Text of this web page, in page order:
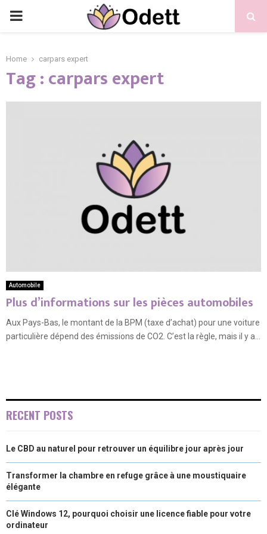
PRIMARY
Home carpars expert
Tag : carpars expert
Automobile
Plus d’informations sur les pièces automobiles
Aux Pays-Bas, le montant de la BPM (taxe d’achat) pour une voiture
particulière dépend des émissions de CO2. C’est la règle, mais il y a...
RECENT POSTS
Le CBD au naturel pour retrouver un équilibre jour après jour
Transformer la chambre en refuge grâce à une moustiquaire
élégante
Clé Windows 12, pourquoi choisir une licence fiable pour votre
ordinateur